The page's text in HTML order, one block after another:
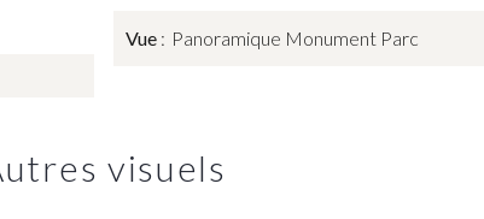
Vue Panoramique Monument Parc
visuels